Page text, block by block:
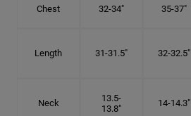
Chest 32-34" 35-37"
Length 31-31.5" 32-32.5"
Neck
13.5-
13.8"
14-14.3"